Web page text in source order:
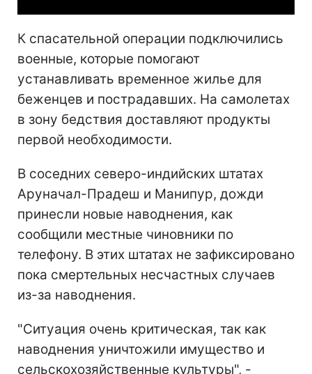
К спасательной операции подключились
военные, которые помогают
устанавливать временное жилье для
беженцев и пострадавших. На самолетах
в зону бедствия доставляют продукты
первой необходимости.
В соседних северо-индийских штатах
Аруначал-Прадеш и Манипур, дожди
принесли новые наводнения, как
сообщили местные чиновники по
телефону. В этих штатах не зафиксировано
пока смертельных несчастных случаев
из-за наводнения.
"Ситуация очень критическая, так как
наводнения уничтожили имущество и
сельскохозяйственные культуры", -